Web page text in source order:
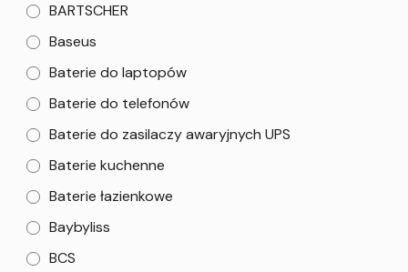
BARTSCHER
Baseus
Baterie do laptopów
Baterie do telefonów
Baterie do zasilaczy awaryjnych UPS
Baterie kuchenne
Baterie łazienkowe
Baybyliss
BCS